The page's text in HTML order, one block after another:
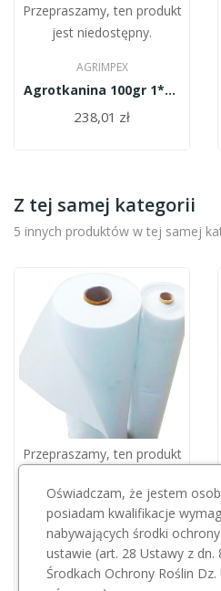
Przepraszamy, ten produkt
jest niedostępny.
AGRIMPEX
Agrotkanina 100gr 1*100cm/biało-czarna/
238,01 zł
Z tej samej kategorii
5 innych produktów w tej samej
Przepraszamy, ten produkt
Agrowłóknina P19 4,2x100 Pegas biała
235,00 zł
Oświadczam, że jestem
posiadam kwalifikacje
nabywających środki
ustawie (art. 28 Ustawy z dn.
Środkach Ochrony Roślin